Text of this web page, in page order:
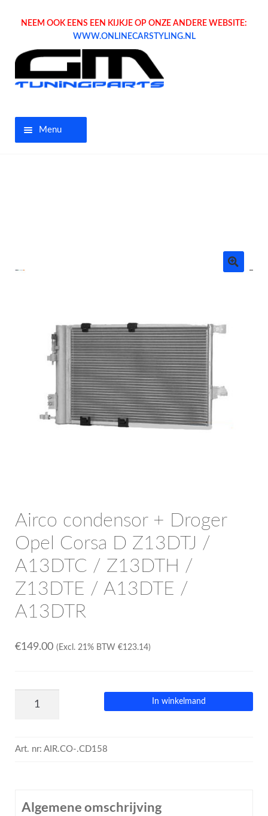
NEEM OOK EENS EEN KIJKJE OP ONZE ANDERE WEBSITE:
WWW.ONLINECARSTYLING.NL
Menu
Bedrijfswagen parts
Inloggen / Registreren
Airco condensor + Droger
Opel Corsa D Z13DTJ /
A13DTC / Z13DTH /
Z13DTE / A13DTE /
A13DTR
€149.00 (Excl. 21% BTW €123.14)
In winkelmand
Art. nr: AIR.CO-.CD158
Algemene omschrijving